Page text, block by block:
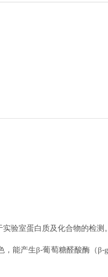
验室蛋白质及化合物的检测。
能产生β-葡萄糖醛酸酶（